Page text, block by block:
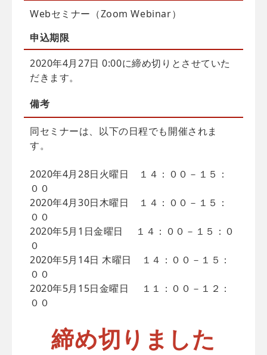
Webセミナー（Zoom Webinar）
申込期限
2020年4月27日 0:00に締め切りとさせていた
だきます。
備考
同セミナーは、以下の日程でも開催されま
す。
2020年4月28日火曜日 １４：００－１５：
００
2020年4月30日木曜日 １４：００－１５：
００
2020年5月1日金曜日 １４：００－１５：０
０
2020年5月14日 木曜日 １４：００－１５：
００
2020年5月15日金曜日 １１：００－１２：
００
締め切りました